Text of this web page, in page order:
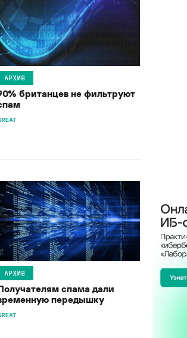
АРХИВ
британцев не фильтруют
АРХИВ
спама дали
передышку